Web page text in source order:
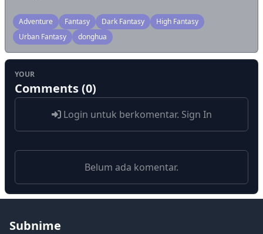
Adventure Fantasy Dark Fantasy
High Fantasy
Urban Fantasy
donghua
YOUR
Comments (0)
Login untuk berkomentar. Sign In
Belum ada komentar.
Subnime